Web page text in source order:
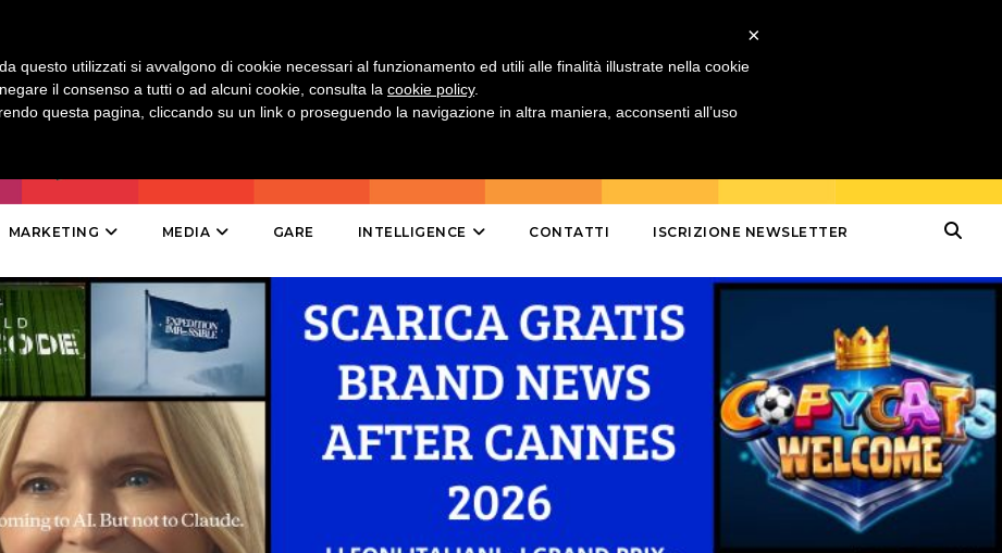
RADIO / AUDIO
DATI
PREVISIONI/SCENARI
NORMATIVE
TREND
MARKETING MEDIA GARE INTELLIGENCE CONTATTI ISCRIZIONE NEWSLETTER
×
questo utilizzati si avvalgono di cookie necessari al funzionamento ed utili alle finalità illustrate nella cookie
il consenso a tutti o ad alcuni cookie, consulta la cookie policy.
questa pagina, cliccando su un link o proseguendo la navigazione in altra maniera, acconsenti all’uso